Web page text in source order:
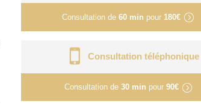
Consultation de60 min pour 180€
Consultation téléphonique
Consultation de 30 min pour 90€